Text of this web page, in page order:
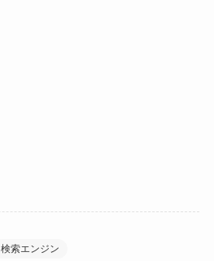
検索エンジン